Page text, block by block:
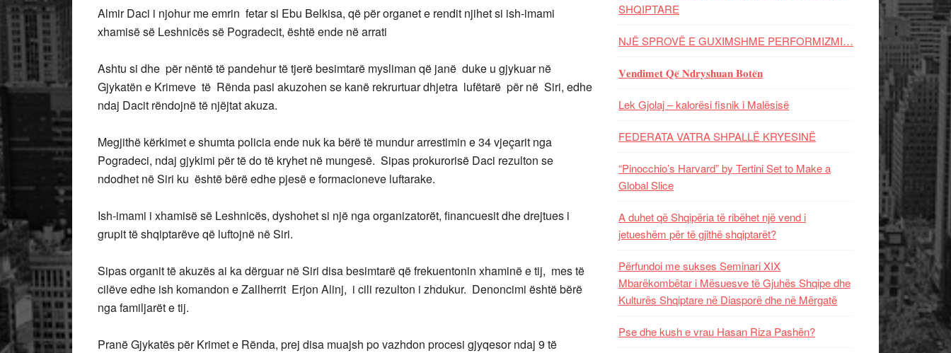
Almir Daci i njohur me emrin fetar si Ebu Belkisa, që për organet e rendit njihet si ish-imami
xhamisë së Leshnicës së Pogradecit, është ende në arrati
Ashtu si dhe për nëntë të pandehur të tjerë besimtarë mysliman që janë duke u gjykuar në
Gjykatën e Krimeve të Rënda pasi akuzohen se kanë rekrurtuar dhjetra lufëtarë për në Siri, edhe
ndaj Dacit rëndojnë të njëjtat akuza.
Megjithë kërkimet e shumta policia ende nuk ka bërë të mundur arrestimin e 34 vjeçarit nga
Pogradeci, ndaj gjykimi për të do të kryhet në mungesë. Sipas prokurorisë Daci rezulton se
ndodhet në Siri ku është bërë edhe pjesë e formacioneve luftarake.
Ish-imami i xhamisë së Leshnicës, dyshohet si një nga organizatorët, financuesit dhe drejtues i
grupit të shqiptarëve që luftojnë në Siri.
Sipas organit të akuzës ai ka dërguar në Siri disa besimtarë që frekuentonin xhaminë e tij, mes të
cilëve edhe ish komandon e Zallherrit Erjon Alinj, i cili rezulton i zhdukur. Denoncimi është bërë
nga familjarët e tij.
Pranë Gjykatës për Krimet e Rënda, prej disa muajsh po vazhdon procesi gjyqesor ndaj 9 të
SHQIPTARE
NJË SPROVË E GUXIMSHME PERFORMIZMI…
𝐕𝐞𝐧𝐝𝐢𝐦𝐞𝐭 𝐐𝐞̈ 𝐍𝐝𝐫𝐲𝐬𝐡𝐮𝐚𝐧 𝐁𝐨𝐭𝐞̈𝐧
Lek Gjolaj – kalorësi fisnik i Malësisë
FEDERATA VATRA SHPALLË KRYESINË
“Pinocchio’s Harvard” by Tertini Set to Make a
Global Slice
A duhet që Shqipëria të ribëhet një vend i
jetueshëm për të gjithë shqiptarët?
Përfundoi me sukses Seminari XIX
Mbarëkombëtar i Mësuesve të Gjuhës Shqipe dhe
Kulturës Shqiptare në Diasporë dhe në Mërgatë
Pse dhe kush e vrau Hasan Riza Pashën?